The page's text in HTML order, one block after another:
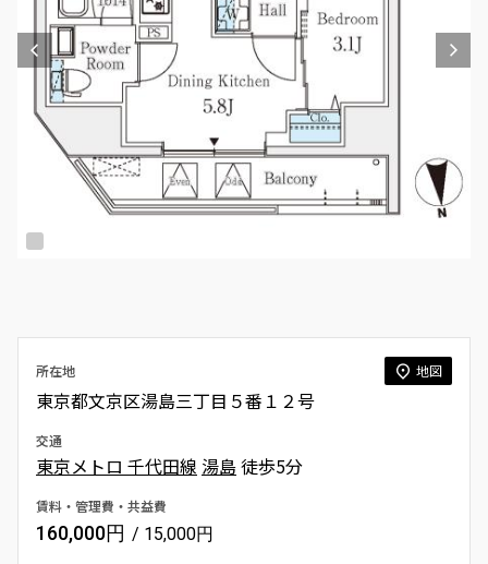
所在地 地図
東京都文京区湯島三丁目５番１２号
交通
東京メトロ 千代田線 湯島徒歩5分
賃料・管理費・共益費
160,000円 / 15,000円